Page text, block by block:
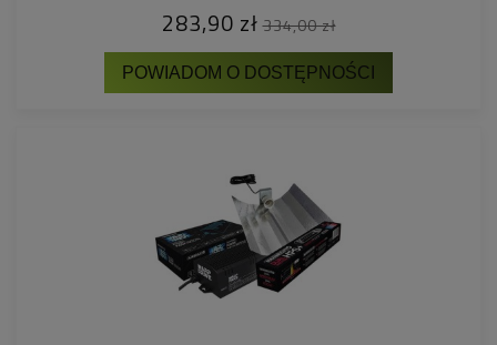
283,90 zł 334,00 zł
POWIADOM O DOSTĘPNOŚCI